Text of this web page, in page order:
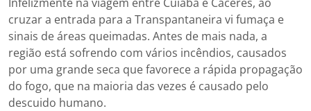
cruzar a entrada para a Transpantaneira vi fumaça e
sinais de áreas queimadas. Antes de mais nada, a
região está sofrendo com vários incêndios, causados
por uma grande seca que favorece a rápida propagação
do fogo, que na maioria das vezes é causado pelo
descuido humano.